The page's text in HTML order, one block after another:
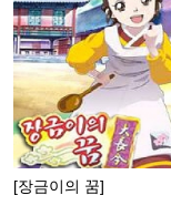
[장금이의 꿈]